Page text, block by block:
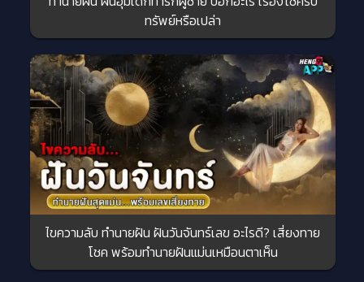
ทรัพย์หรือเปล่า
ไขความลับ ทำนายฝัน ฝันวันจันทร์เลข อะไรดี? เสี่ยงทาย
โชค พร้อมทำนายฝันแม่นเหมือนตาเห็น